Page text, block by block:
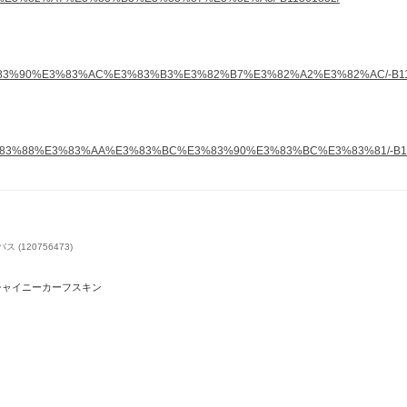
ス (120756473)
イニーカーフスキン